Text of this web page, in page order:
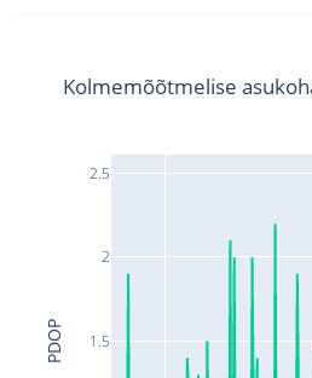
1.5
2
2.5
Kolmemõõtmelise
PDOP